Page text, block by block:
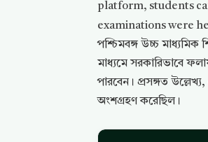
platform, students
examinations were
পশ্চিমবঙ্গ উচ্চ মাধ্যমিক
মাধ্যমে সরকারিভাবে
পারবেন। প্রসঙ্গত
অংশগ্রহণ করেছিল।